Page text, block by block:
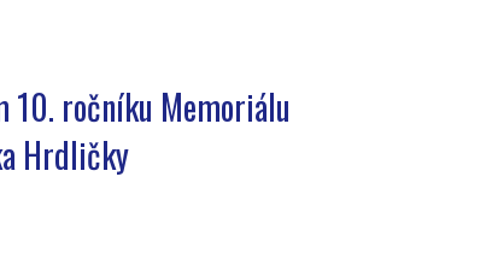
10. ročníku Memoriálu
Hrdličky